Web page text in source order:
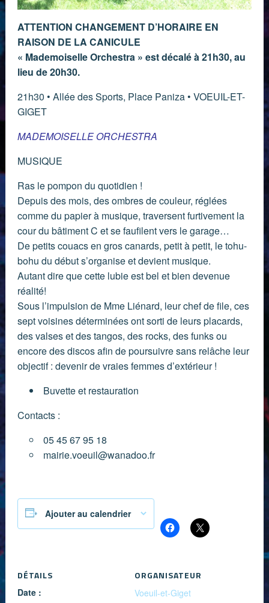
ATTENTION CHANGEMENT D’HORAIRE EN
RAISON DE LA CANICULE
« Mademoiselle Orchestra » est décalé à 21h30, au
lieu de 20h30.
21h30 • Allée des Sports, Place Paniza • VOEUIL-ET-
GIGET
MADEMOISELLE ORCHESTRA
MUSIQUE
Ras le pompon du quotidien !
Depuis des mois, des ombres de couleur, réglées
comme du papier à musique, traversent furtivement la
cour du bâtiment C et se faufilent vers le garage…
De petits couacs en gros canards, petit à petit, le tohu-
bohu du début s’organise et devient musique.
Autant dire que cette lubie est bel et bien devenue
réalité!
Sous l’impulsion de Mme Liénard, leur chef de file, ces
sept voisines déterminées ont sorti de leurs placards,
des valses et des tangos, des rocks, des funks ou
encore des discos afin de poursuivre sans relâche leur
objectif : devenir de vraies femmes d’extérieur !
Buvette et restauration
Contacts :
05 45 67 95 18
mairie.voeuil@wanadoo.fr
Ajouter au calendrier
DÉTAILS
Date :
ORGANISATEUR
Voeuil-et-Giget